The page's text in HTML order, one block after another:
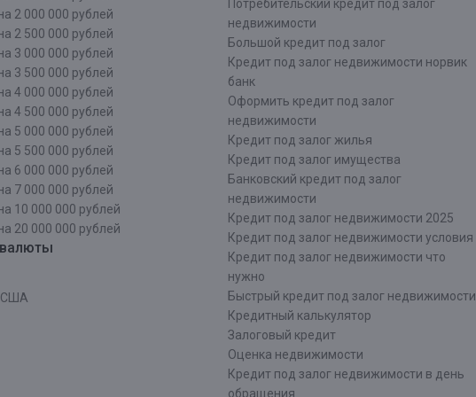
2 000 000 рублей
2 500 000 рублей
3 000 000 рублей
3 500 000 рублей
4 000 000 рублей
4 500 000 рублей
5 000 000 рублей
5 500 000 рублей
6 000 000 рублей
7 000 000 рублей
10 000 000 рублей
20 000 000 рублей
США
Потребительский кредит под залог
недвижимости
Большой кредит под залог
Кредит под залог недвижимости норвик
банк
Оформить кредит под залог
недвижимости
Кредит под залог жилья
Кредит под залог имущества
Банковский кредит под залог
недвижимости
Кредит под залог недвижимости 2025
Кредит под залог недвижимости условия
Кредит под залог недвижимости что
нужно
Быстрый кредит под залог недвижимости
Кредитный калькулятор
Залоговый кредит
Оценка недвижимости
Кредит под залог недвижимости в день
обращения